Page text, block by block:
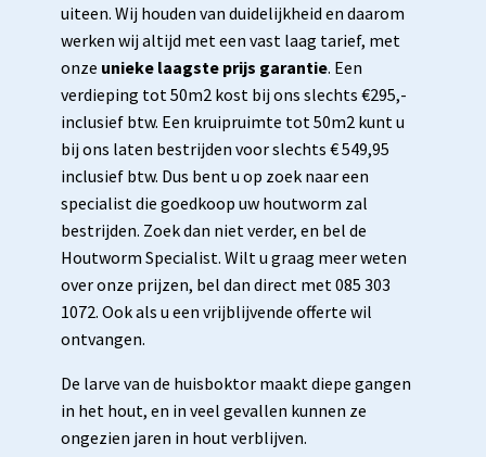
uiteen. Wij houden van duidelijkheid en daarom
werken wij altijd met een vast laag tarief, met
onze unieke laagste prijs garantie. Een
verdieping tot 50m2 kost bij ons slechts €295,-
inclusief btw. Een kruipruimte tot 50m2 kunt u
bij ons laten bestrijden voor slechts € 549,95
inclusief btw. Dus bent u op zoek naar een
specialist die goedkoop uw houtworm zal
bestrijden. Zoek dan niet verder, en bel de
Houtworm Specialist. Wilt u graag meer weten
over onze prijzen, bel dan direct met 085 303
1072. Ook als u een vrijblijvende offerte wil
ontvangen.
De larve van de huisboktor maakt diepe gangen
in het hout, en in veel gevallen kunnen ze
ongezien jaren in hout verblijven.